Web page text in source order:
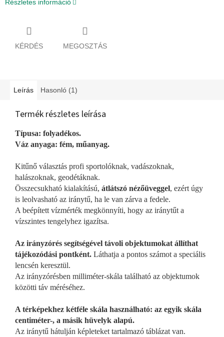
Részletes információ
KÉRDÉS MEGOSZTÁS
Leírás Hasonló (1)
Termék részletes leírása
Típusa: folyadékos.
Váz anyaga: fém, műanyag.
Kitűnő választás profi sportolóknak, vadászoknak,
halászoknak, geodétáknak.
Összecsukható kialakítású, átlátszó nézőüveggel, ezért úgy
is leolvasható az iránytű, ha le van zárva a fedele.
A beépített vízmérték megkönnyíti, hogy az iránytűt a
vízszintes tengelyhez igazítsa.
Az irányzórés segítségével távoli objektumokat állíthat
tájékozódási pontként. Láthatja a pontos számot a speciális
lencsén keresztül.
Az irányzórésben milliméter-skála található az objektumok
közötti táv méréséhez.
A térképekhez kétféle skála használható: az egyik skála
centiméter-, a másik hüvelyk alapú.
Az iránytű hátulján képleteket tartalmazó táblázat van.